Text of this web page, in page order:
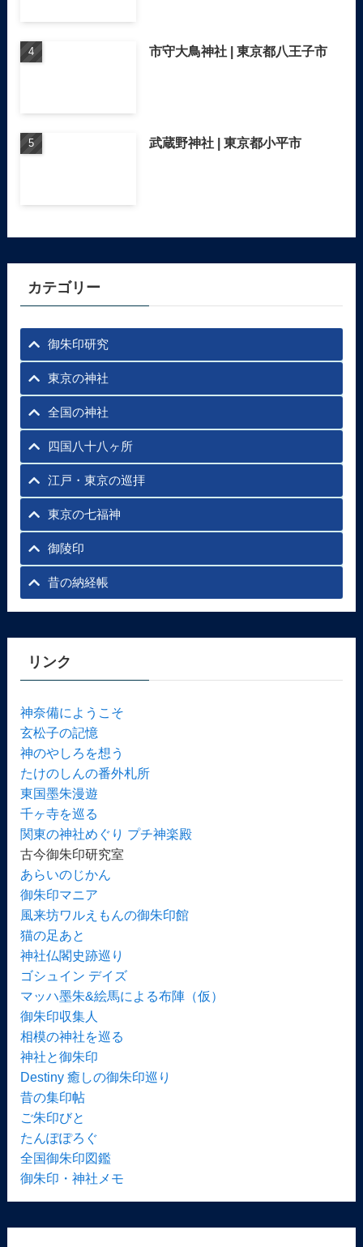
市守大鳥神社 | 東京都八王子市
武蔵野神社 | 東京都小平市
カテゴリー
御朱印研究
東京の神社
全国の神社
四国八十八ヶ所
江戸・東京の巡拝
東京の七福神
御陵印
昔の納経帳
リンク
神奈備にようこそ
玄松子の記憶
神のやしろを想う
たけのしんの番外札所
東国墨朱漫遊
千ヶ寺を巡る
関東の神社めぐり プチ神楽殿
古今御朱印研究室
あらいのじかん
御朱印マニア
風来坊ワルえもんの御朱印館
猫の足あと
神社仏閣史跡巡り
ゴシュイン デイズ
マッハ墨朱&絵馬による布陣（仮）
御朱印収集人
相模の神社を巡る
神社と御朱印
Destiny 癒しの御朱印巡り
昔の集印帖
ご朱印びと
たんぽぽろぐ
全国御朱印図鑑
御朱印・神社メモ